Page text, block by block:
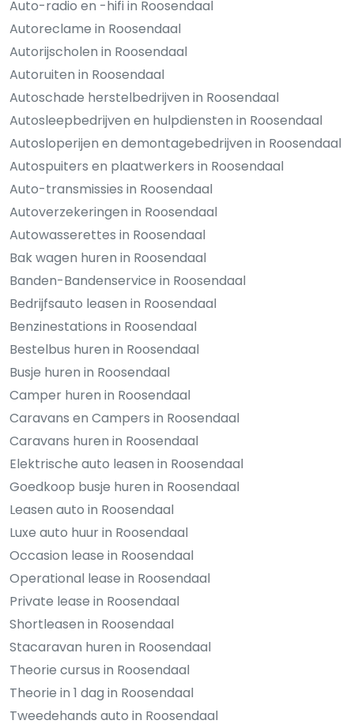
Auto-radio en -hifi in Roosendaal
Autoreclame in Roosendaal
Autorijscholen in Roosendaal
Autoruiten in Roosendaal
Autoschade herstelbedrijven in Roosendaal
Autosleepbedrijven en hulpdiensten in Roosendaal
Autosloperijen en demontagebedrijven in Roosendaal
Autospuiters en plaatwerkers in Roosendaal
Auto-transmissies in Roosendaal
Autoverzekeringen in Roosendaal
Autowasserettes in Roosendaal
Bak wagen huren in Roosendaal
Banden-Bandenservice in Roosendaal
Bedrijfsauto leasen in Roosendaal
Benzinestations in Roosendaal
Bestelbus huren in Roosendaal
Busje huren in Roosendaal
Camper huren in Roosendaal
Caravans en Campers in Roosendaal
Caravans huren in Roosendaal
Elektrische auto leasen in Roosendaal
Goedkoop busje huren in Roosendaal
Leasen auto in Roosendaal
Luxe auto huur in Roosendaal
Occasion lease in Roosendaal
Operational lease in Roosendaal
Private lease in Roosendaal
Shortleasen in Roosendaal
Stacaravan huren in Roosendaal
Theorie cursus in Roosendaal
Theorie in 1 dag in Roosendaal
Tweedehands auto in Roosendaal